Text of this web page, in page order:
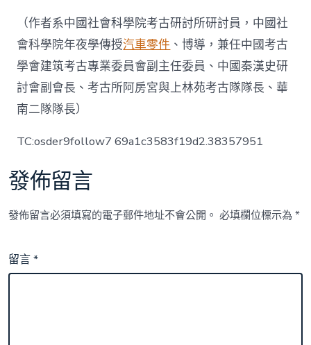
（作者系中國社會科學院考古研討所研討員，中國社
會科學院年夜學傳授汽車零件 、博導，兼任中國考古
學會建筑考古專業委員會副主任委員、中國秦漢史研
討會副會長、考古所阿房宮與上林苑考古隊隊長、華
南二隊隊長）
TC:osder9follow7 69a1c3583f19d2.38357951
發佈留言
發佈留言必須填寫的電子郵件地址不會公開。 必填欄位標示為*
留言*